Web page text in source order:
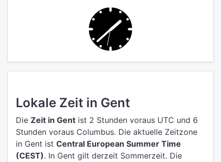
Lokale Zeit in Gent
Die Zeit in Gent ist 2 Stunden voraus UTC und 6
Stunden voraus Columbus. Die aktuelle Zeitzone
in Gent ist Central European Summer Time
(CEST). In Gent gilt derzeit Sommerzeit. Die